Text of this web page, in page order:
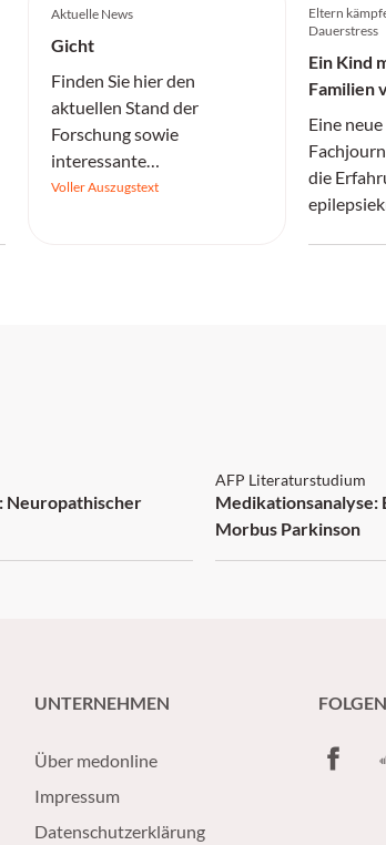
Aktuelle News
Gicht
Finden Sie hier den
aktuellen Stand der
Forschung sowie
interessante
Informationen.
Voller Auszugstext
Eltern
Dauerstress
Ein Kind
Familien
Eine
die
Neuropathischer
AFP Literaturstudium
Medikationsanalyse:
Morbus Parkinson
UNTERNEHMEN
Über medonline
Impressum
Datenschutzerklärung